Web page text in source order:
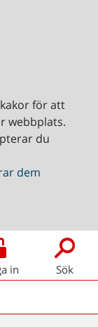
för att
webbplats.
du
dem
in Sök